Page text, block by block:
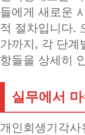
들에게 새로운
적 절차입니다.
가까지, 각 단계
항들을 상세히
실무에서
개인회생기각